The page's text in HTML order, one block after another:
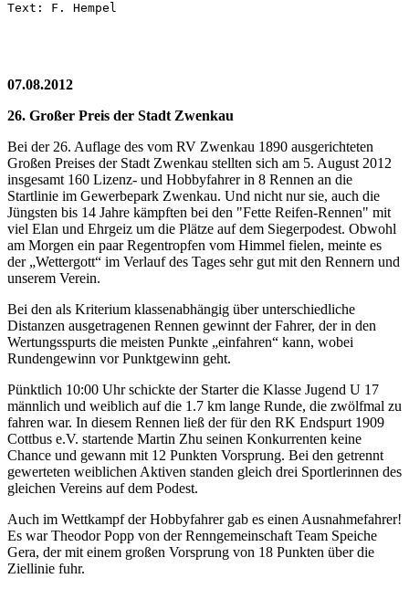
Text: F. Hempel
07.08.2012
26. Großer Preis der Stadt Zwenkau
Bei der 26. Auflage des vom RV Zwenkau 1890 ausgerichteten
Großen Preises der Stadt Zwenkau stellten sich am 5. August 2012
insgesamt 160 Lizenz- und Hobbyfahrer in 8 Rennen an die
Startlinie im Gewerbepark Zwenkau. Und nicht nur sie, auch die
Jüngsten bis 14 Jahre kämpften bei den "Fette Reifen-Rennen" mit
viel Elan und Ehrgeiz um die Plätze auf dem Siegerpodest. Obwohl
am Morgen ein paar Regentropfen vom Himmel fielen, meinte es
der „Wettergott“ im Verlauf des Tages sehr gut mit den Rennern und
unserem Verein.
Bei den als Kriterium klassenabhängig über unterschiedliche
Distanzen ausgetragenen Rennen gewinnt der Fahrer, der in den
Wertungsspurts die meisten Punkte „einfahren“ kann, wobei
Rundengewinn vor Punktgewinn geht.
Pünktlich 10:00 Uhr schickte der Starter die Klasse Jugend U 17
männlich und weiblich auf die 1.7 km lange Runde, die zwölfmal zu
fahren war. In diesem Rennen ließ der für den RK Endspurt 1909
Cottbus e.V. startende Martin Zhu seinen Konkurrenten keine
Chance und gewann mit 12 Punkten Vorsprung. Bei den getrennt
gewerteten weiblichen Aktiven standen gleich drei Sportlerinnen des
gleichen Vereins auf dem Podest.
Auch im Wettkampf der Hobbyfahrer gab es einen Ausnahmefahrer!
Es war Theodor Popp von der Renngemeinschaft Team Speiche
Gera, der mit einem großen Vorsprung von 18 Punkten über die
Ziellinie fuhr.